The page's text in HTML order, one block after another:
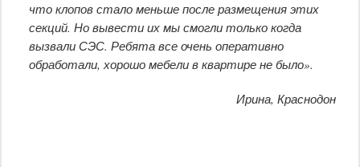
что клопов стало меньше после размещения этих
секций. Но вывести их мы смогли только когда
вызвали СЭС. Ребята все очень оперативно
обработали, хорошо мебели в квартире не было».
Ирина, Краснодон